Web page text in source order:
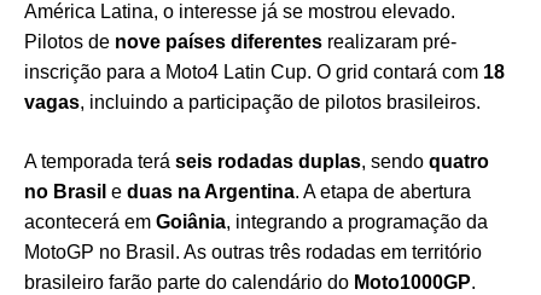
América Latina, o interesse já se mostrou elevado.
Pilotos de nove países diferentes realizaram pré-
inscrição para a Moto4 Latin Cup. O grid contará com 18
vagas, incluindo a participação de pilotos brasileiros.
A temporada terá seis rodadas duplas, sendo quatro
no Brasil e duas na Argentina. A etapa de abertura
acontecerá em Goiânia, integrando a programação da
MotoGP no Brasil. As outras três rodadas em território
brasileiro farão parte do calendário do Moto1000GP.